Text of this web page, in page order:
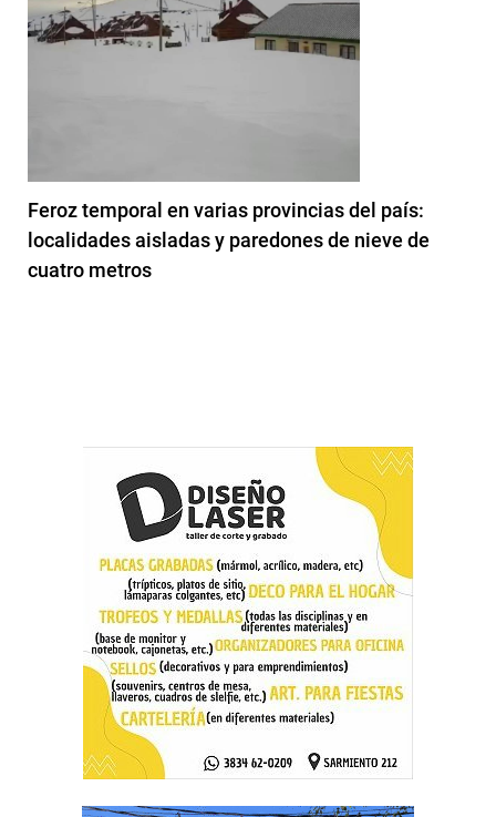
Feroz temporal en varias provincias del país:
localidades aisladas y paredones de nieve de
cuatro metros